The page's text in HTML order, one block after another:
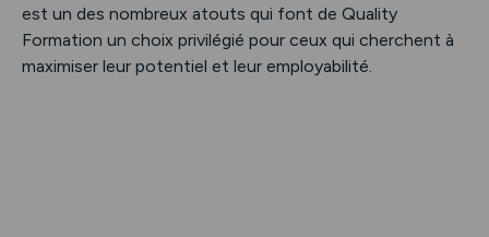
est un des nombreux atouts qui font de Quality
Formation un choix privilégié pour ceux qui cherchent à
maximiser leur potentiel et leur employabilité.